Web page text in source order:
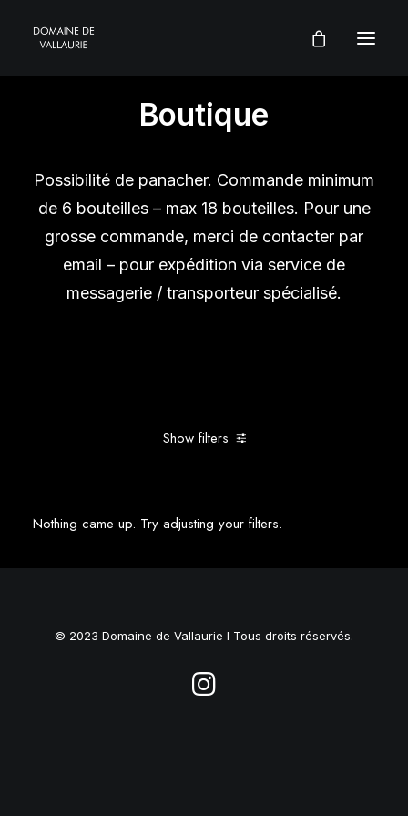
Boutique
Possibilité de panacher. Commande minimum
de 6 bouteilles – max 18 bouteilles. Pour une
grosse commande, merci de contacter par
email – pour expédition via service de
messagerie / transporteur spécialisé.
Show filters
Nothing came up. Try adjusting your filters.
© 2023 Domaine de Vallaurie I Tous droits réservés.